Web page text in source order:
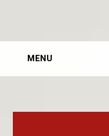
MAIN
MENU